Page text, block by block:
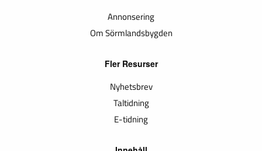
Annonsering
Om Sörmlandsbygden
Fler Resurser
Nyhetsbrev
Taltidning
E-tidning